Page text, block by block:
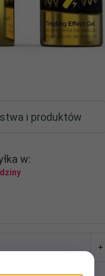
i produktów
w: